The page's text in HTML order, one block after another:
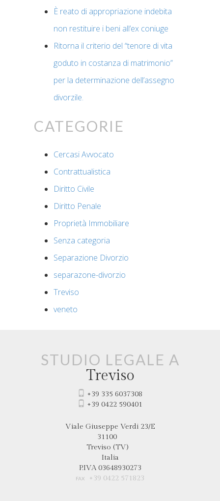
È reato di appropriazione indebita
non restituire i beni all’ex coniuge
Ritorna il criterio del “tenore di vita
goduto in costanza di matrimonio”
per la determinazione dell’assegno
divorzile.
Categorie
Cercasi Avvocato
Contrattualistica
Diritto Civile
Diritto Penale
Proprietà Immobiliare
Senza categoria
Separazione Divorzio
separazone-divorzio
Treviso
veneto
Studio legale a
Treviso
+39 335 6037308
+39 0422 590401
Viale Giuseppe Verdi 23/E
31100
Treviso (TV)
Italia
P.IVA 03648930273
FAX +39 0422 571823